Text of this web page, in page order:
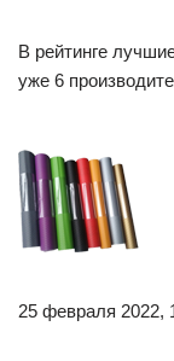
В рейтинге
уже 6
25 февраля 2022,